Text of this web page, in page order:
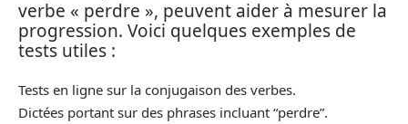
verbe « perdre », peuvent aider à mesurer la
progression. Voici quelques exemples de
tests utiles :
Tests en ligne sur la conjugaison des verbes.
Dictées portant sur des phrases incluant “perdre”.